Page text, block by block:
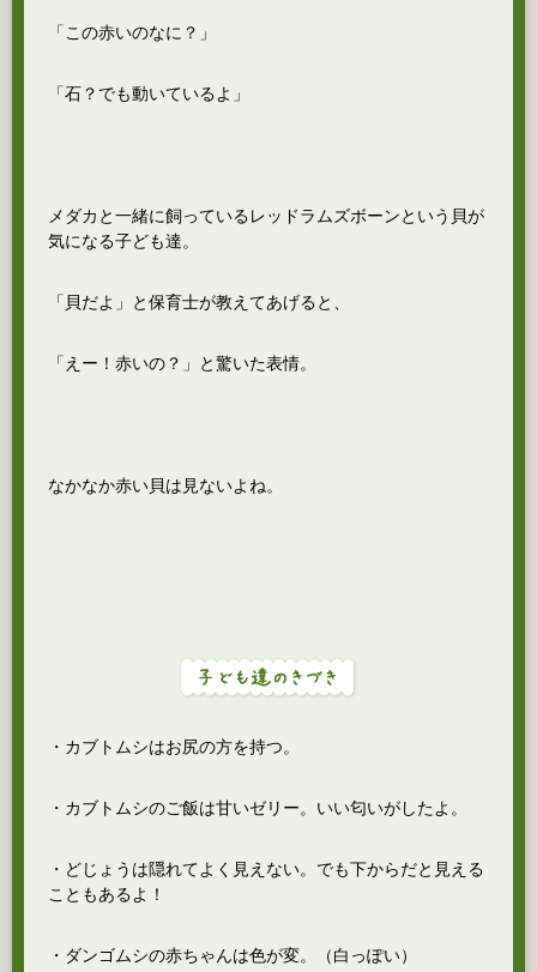
「この赤いのなに？」
「石？でも動いているよ」
メダカと一緒に飼っているレッドラムズボーンという貝が
気になる子ども達。
「貝だよ」と保育士が教えてあげると、
「えー！赤いの？」と驚いた表情。
なかなか赤い貝は見ないよね。
・カブトムシはお尻の方を持つ。
・カブトムシのご飯は甘いゼリー。いい匂いがしたよ。
・どじょうは隠れてよく見えない。でも下からだと見える
こともあるよ！
・ダンゴムシの赤ちゃんは色が変。（白っぽい）